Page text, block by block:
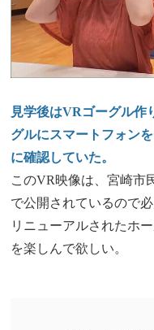
見学後はVRゴーグル作
グルにスマートフォン
に確認していた。
このVR映像は、宮崎市
で公開されているので必
リニューアルされたホ
を楽しんで欲しい。